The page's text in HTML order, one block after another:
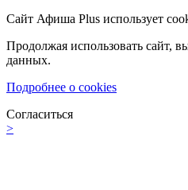
Сайт Афиша Plus использует
Продолжая использовать сайт,
данных.
Подробнее о cookies
Согласиться
>